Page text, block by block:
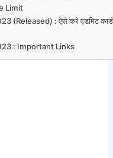
Limit
(Released) : ऐसे करे एडमिट कार्ड
: Important Links